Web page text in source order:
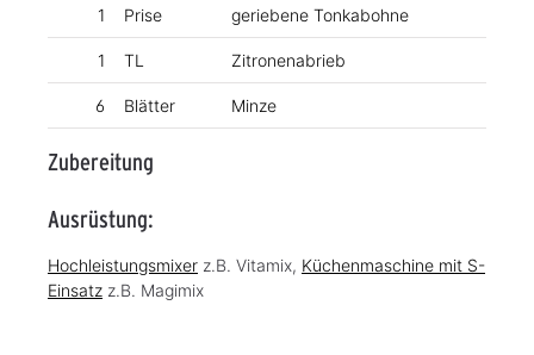
1 Prise geriebene Tonkabohne
1 TL Zitronenabrieb
6 Blätter Minze
Zubereitung
Ausrüstung:
Hochleistungsmixer z.B. Vitamix, Küchenmaschine mit S-
Einsatz z.B. Magimix